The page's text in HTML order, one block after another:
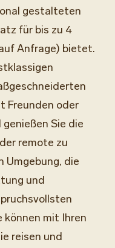
gestalteten
für bis zu 4
Anfrage) bietet.
Freunden oder
Sie die
remote zu
Umgebung, die
und
mit Ihren
reisen und